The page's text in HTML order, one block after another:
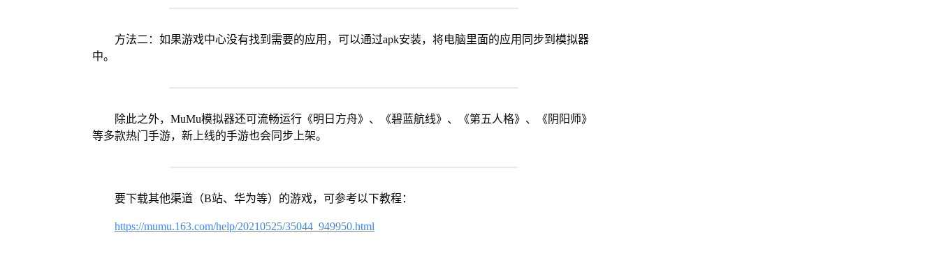
方法二：如果游戏中心没有找到需要的应用，可以通过apk安装，将电脑里面的应用同步到模拟器
中。
除此之外，MuMu模拟器还可流畅运行《明日方舟》、《碧蓝航线》、《第五人格》、《阴阳师》
等多款热门手游，新上线的手游也会同步上架。
要下载其他渠道（B站、华为等）的游戏，可参考以下教程：
https://mumu.163.com/help/20210525/35044_949950.html